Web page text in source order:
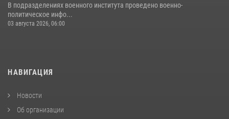
В подразделениях военного института проведено военно-
политическое инфо...
03 августа 2026, 06:00
НАВИГАЦИЯ
Новости
Об организации